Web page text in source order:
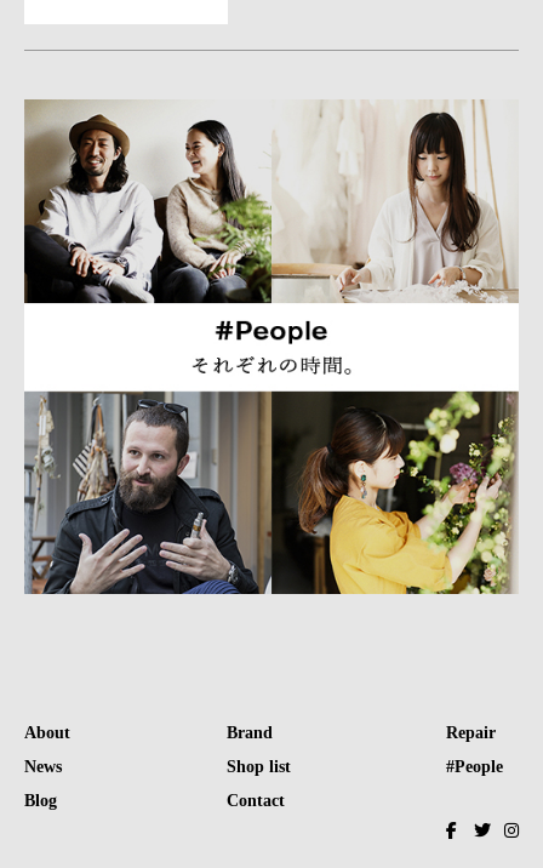
About
News
Blog
Brand
Shop list
Contact
Repair
#People